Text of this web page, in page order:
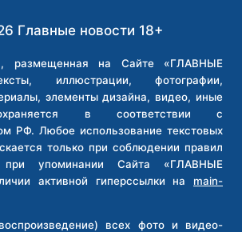
Главные новости 18+
размещенная на Сайте «ГЛАВНЫЕ
иллюстрации, фотографии,
элементы дизайна, видео, иные
в соответствии с
РФ. Любое использование текстовых
только при соблюдении правил
при упоминании Сайта «ГЛАВНЫЕ
активной гиперссылки на main-
всех фото и видео-